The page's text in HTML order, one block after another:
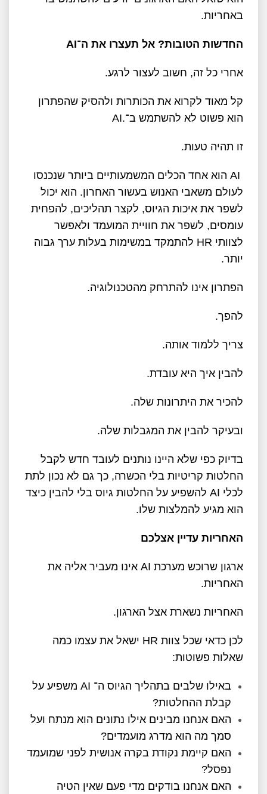
באחריות.
החדשות הטובות? אל תעצרו את ה־AI
אחרי כל זה, חשוב לעצור לרגע.
קל מאוד לקרוא את הכותרות ולהסיק שהפתרון
הוא פשוט לא להשתמש ב־AI.
זו תהיה טעות.
AI הוא אחד הכלים המשמעותיים ביותר שנכנסו
לעולם משאבי האנוש בעשור האחרון. הוא יכול
לשפר את איכות הגיוס, לקצר תהליכים, להפחית
עומסים, לשפר את חוויית המועמד ולאפשר
לצוותי HR להתמקד במשימות בעלות ערך גבוה
יותר.
הפתרון אינו להתרחק מהטכנולוגיה.
להפך.
צריך ללמוד אותה.
להבין איך היא עובדת.
להכיר את היתרונות שלה.
ובעיקר להבין את המגבלות שלה.
בדיוק כפי שלא היינו נותנים לעובד חדש לקבל
החלטות קריטיות בלי הכשרה, כך גם לא נכון לתת
לכלי AI להשפיע על החלטות גיוס בלי להבין כיצד
הוא מגיע להמלצות שלו.
האחריות עדיין אצלכם
ארגון שרוכש מערכת AI אינו מעביר אליה את
האחריות.
האחריות נשארת אצל הארגון.
לכן כדאי שכל צוות HR ישאל את עצמו כמה
שאלות פשוטות:
באילו שלבים בתהליך הגיוס ה־ AI משפיע על
קבלת ההחלטות?
האם אנחנו מבינים אילו נתונים הוא מנתח ועל
סמך מה הוא מדרג מועמדים?
האם קיימת נקודת בקרה אנושית לפני שמועמד
נפסל?
האם אנחנו בודקים מדי פעם שאין הטיה